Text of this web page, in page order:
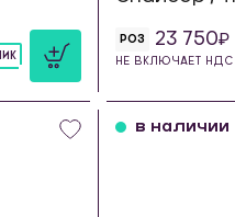
РОЗ 23 750
НЕ ВКЛЮЧАЕТ НДС
в наличии